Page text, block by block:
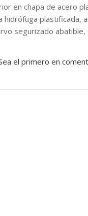
en chapa de acero
plastificada,
segurizado
el primero en